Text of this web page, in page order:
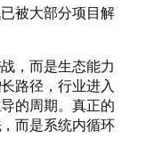
被大部分项目解
，而是生态能力
路径，行业进入
的周期。真正的
而是系统内循环